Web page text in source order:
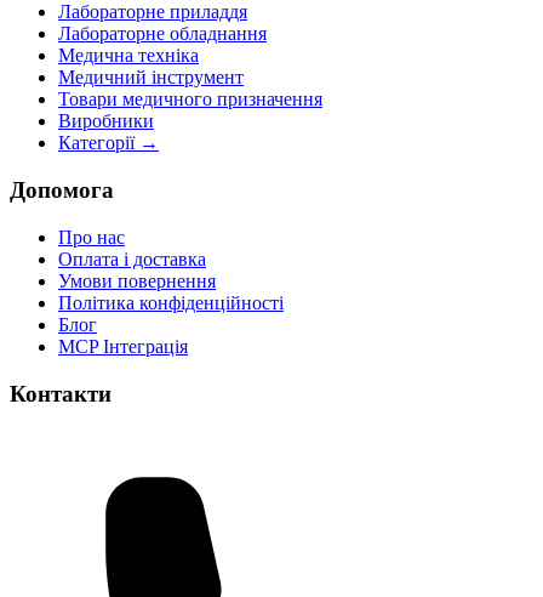
Лабораторне приладдя
Лабораторне обладнання
Медична техніка
Медичний інструмент
Товари медичного призначення
Виробники
Категорії →
Допомога
Про нас
Оплата і доставка
Умови повернення
Політика конфіденційності
Блог
MCP Інтеграція
Контакти